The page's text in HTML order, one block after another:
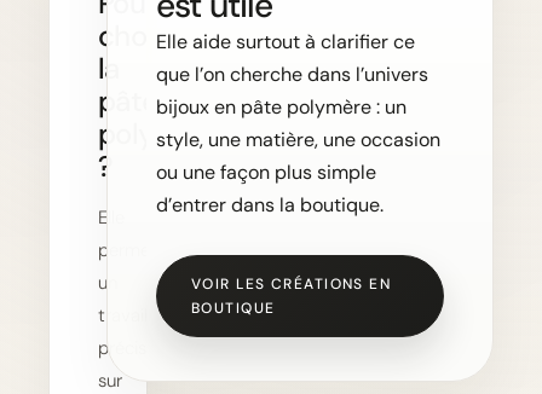
choisir
la
pâte
polymère
?
Elle
permet
un
travail
précis
sur
Elle aide surtout à clarifier ce
que l’on cherche dans l’univers
bijoux en pâte polymère : un
style, une matière, une occasion
ou une façon plus simple
d’entrer dans la boutique.
VOIR LES CRÉATIONS EN
BOUTIQUE